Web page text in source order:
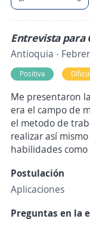
Entrevista para
Antioquia ·
Positiva
Me presentaron
era el campo de
el metodo de
realizar así
habilidades
Postulación
Aplicaciones
Preguntas en la